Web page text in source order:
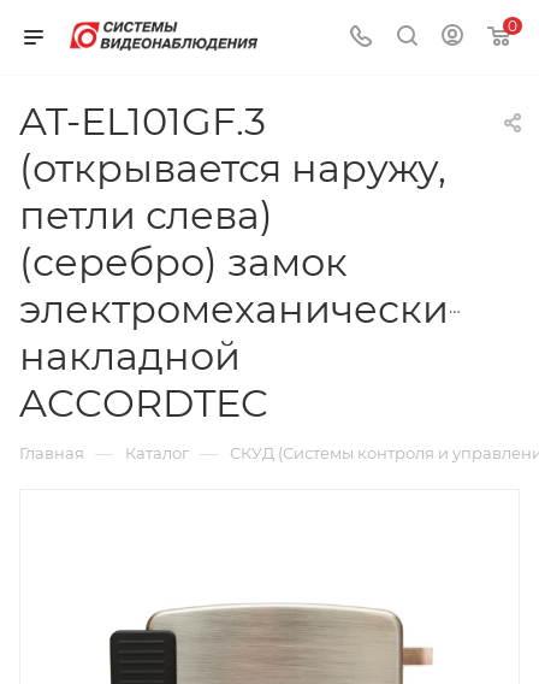
0
AT-EL101GF.3
(открывается наружу,
петли слева)
(серебро) замок
электромеханический
накладной
ACCORDTEC
Главная — Каталог — СКУД (Системы контроля и